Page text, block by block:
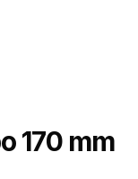
170 mm